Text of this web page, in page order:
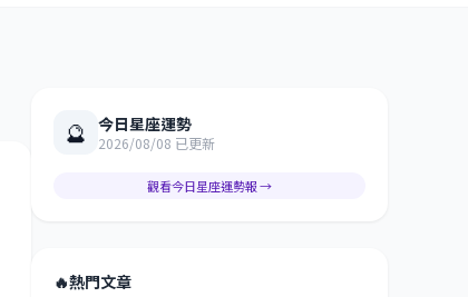
🔮 今日星座運勢
2026/08/08 已更新
觀看今日星座運勢報 →
🔥熱門文章